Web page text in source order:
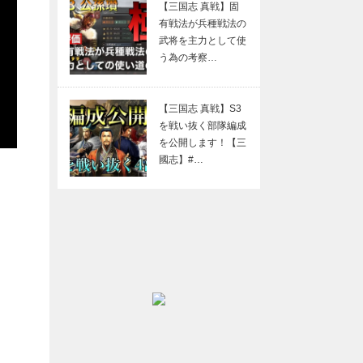
【三国志 真戦】固
有戦法が兵種戦法の
武将を主力として使
う為の考察…
【三国志 真戦】S3
を戦い抜く部隊編成
を公開します！【三
國志】#…